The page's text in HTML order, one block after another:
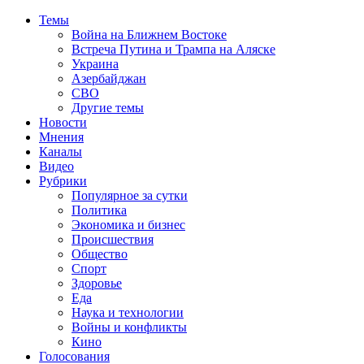
Темы
Война на Ближнем Востоке
Встреча Путина и Трампа на Аляске
Украина
Азербайджан
СВО
Другие темы
Новости
Мнения
Каналы
Видео
Рубрики
Популярное за сутки
Политика
Экономика и бизнес
Происшествия
Общество
Спорт
Здоровье
Еда
Наука и технологии
Войны и конфликты
Кино
Голосования